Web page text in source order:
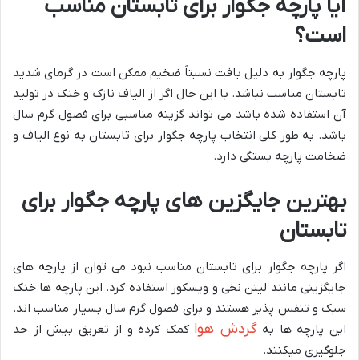
آیا پارچه جگوار برای تابستان مناسب
است؟
پارچه جگوار به دلیل بافت نسبتاً ضخیم ممکن است در گرمای شدید
تابستان مناسب نباشد. با این حال اگر از الیاف نازک و خنک در تولید
آن استفاده شده باشد می تواند گزینه مناسبی برای فصول گرم سال
باشد. به طور کلی انتخاب پارچه جگوار برای تابستان به نوع الیاف و
ضخامت پارچه بستگی دارد.
بهترین جایگزین های پارچه جگوار برای
تابستان
اگر پارچه جگوار برای تابستان مناسب نبود می توان از پارچه های
جایگزینی مانند لینن نخی و ویسکوز استفاده کرد. این پارچه ها خنک
سبک و تنفس پذیر هستند و برای فصول گرم سال بسیار مناسب اند.
این پارچه ها بهگردش هوا کمک کرده و از تعریق بیش از حد
جلوگیری میکنند.